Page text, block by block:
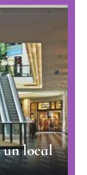
un local